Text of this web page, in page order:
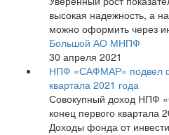
высокая надежность, а
можно оформить через
Большой АО МНПФ
30 апреля 2021
НПФ «САФМАР» подвел
квартала 2021 года
Совокупный доход НПФ
конец первого квартала
Доходы фонда от